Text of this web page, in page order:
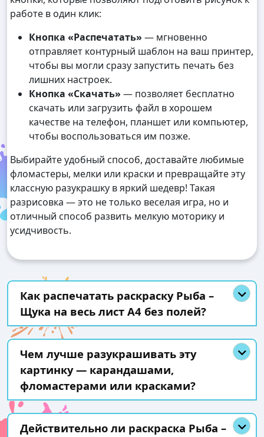
работе в один клик:
Кнопка «Распечатать» — мгновенно
отправляет контурный шаблон на ваш принтер,
чтобы вы могли сразу запустить печать без
лишних настроек.
Кнопка «Скачать» — позволяет бесплатно
скачать или загрузить файл в хорошем
качестве на телефон, планшет или компьютер,
чтобы воспользоваться им позже.
Выбирайте удобный способ, доставайте любимые
фломастеры, мелки или краски и превращайте эту
классную разукрашку в яркий шедевр! Такая
разрисовка — это не только веселая игра, но и
отличный способ развить мелкую моторику и
усидчивость.
Как распечатать раскраску Рыба –
Щука на весь лист А4 без полей?
Чем лучше разукрашивать эту
картинку — карандашами,
фломастерами или красками?
Действительно ли раскраска Рыба –